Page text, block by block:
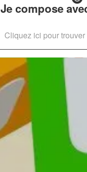
Je compose
Cliquez ici pour